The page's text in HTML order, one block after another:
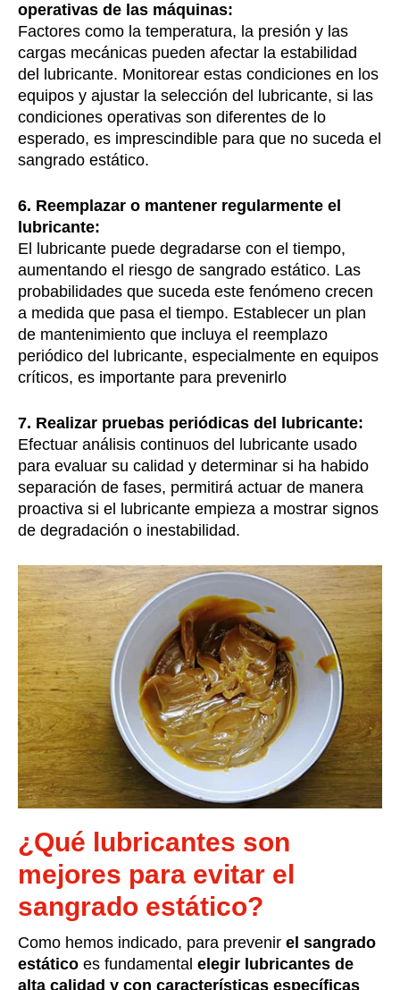
operativas de las máquinas:
Factores como la temperatura, la presión y las
cargas mecánicas pueden afectar la estabilidad
del lubricante. Monitorear estas condiciones en los
equipos y ajustar la selección del lubricante, si las
condiciones operativas son diferentes de lo
esperado, es imprescindible para que no suceda el
sangrado estático.
6. Reemplazar o mantener regularmente el
lubricante:
El lubricante puede degradarse con el tiempo,
aumentando el riesgo de sangrado estático. Las
probabilidades que suceda este fenómeno crecen
a medida que pasa el tiempo. Establecer un plan
de mantenimiento que incluya el reemplazo
periódico del lubricante, especialmente en equipos
críticos, es importante para prevenirlo
7. Realizar pruebas periódicas del lubricante:
Efectuar análisis continuos del lubricante usado
para evaluar su calidad y determinar si ha habido
separación de fases, permitirá actuar de manera
proactiva si el lubricante empieza a mostrar signos
de degradación o inestabilidad.
¿Qué lubricantes son
mejores para evitar el
sangrado estático?
Como hemos indicado, para prevenir el sangrado
estático es fundamental elegir lubricantes de
alta calidad y con características específicas